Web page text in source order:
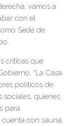
vamos a
con el
Sede de
críticas que
“La Casa
políticos de
sociales, quienes
para
con sauna,